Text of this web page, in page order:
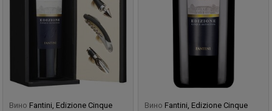
Вино Fantini, Edizione Cinque
Вино Fantini, Edizione Cinque